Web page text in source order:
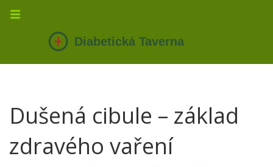
Dušená cibule – základ
zdravého vaření